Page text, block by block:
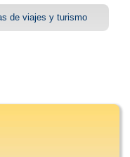
de viajes y turismo